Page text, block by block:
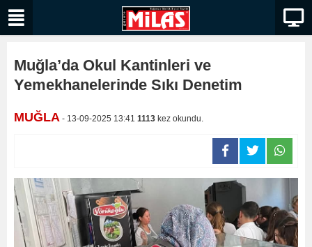
Muğla’da Okul Kantinleri ve
Yemekhanelerinde Sıkı Denetim
MUĞLA - 13-09-2025 13:41 1113 kez okundu.